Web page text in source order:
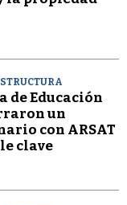
de Educación
un
con ARSAT
clave